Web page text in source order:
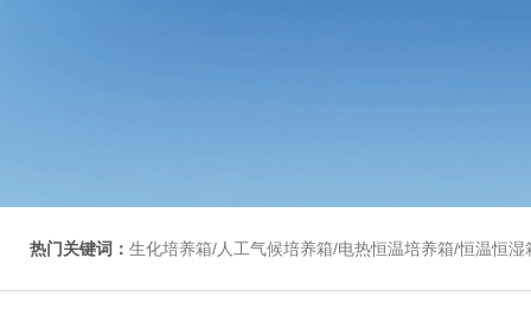
热门关键词： 生化培养箱/人工气候培养箱/电热恒温培养箱/恒温恒湿箱/光照培养箱/二氧化碳培养箱